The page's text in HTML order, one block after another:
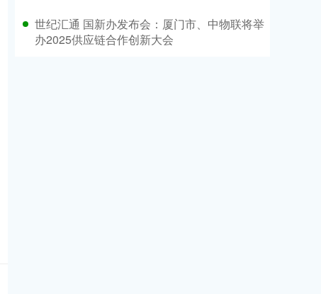
世纪汇通 国新办发布会：厦门市、中物联将举
办2025供应链合作创新大会